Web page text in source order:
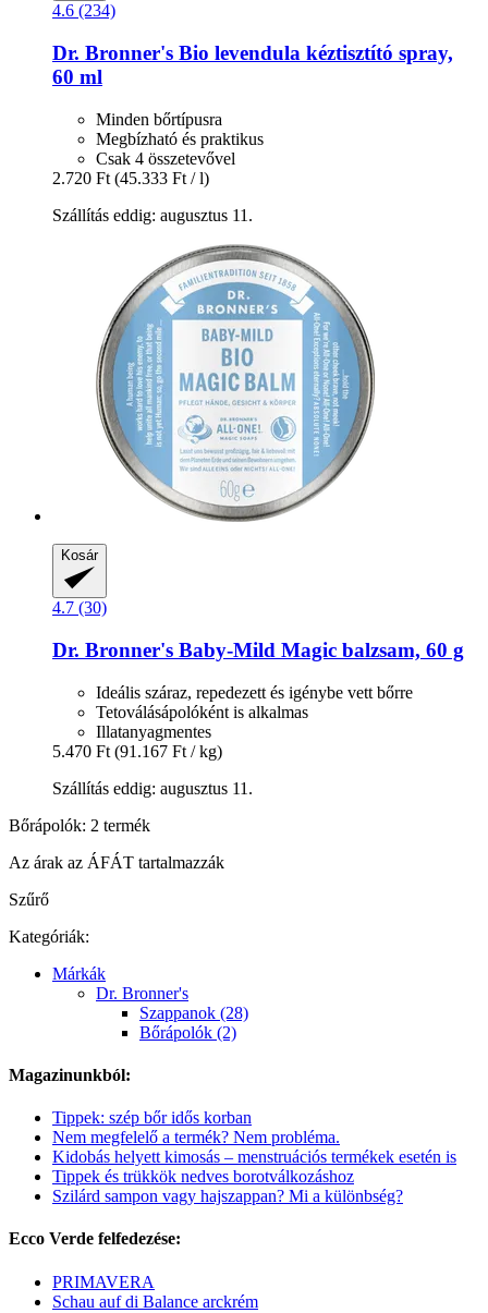
4.6 (234)
Dr. Bronner's Bio levendula kéztisztító spray,
60 ml
Minden bőrtípusra
Megbízható és praktikus
Csak 4 összetevővel
2.720 Ft (45.333 Ft / l)
Szállítás eddig: augusztus 11.
Kosár
4.7 (30)
Dr. Bronner's Baby-​Mild Magic balzsam, 60 g
Ideális száraz, repedezett és igénybe vett bőrre
Tetoválásápolóként is alkalmas
Illatanyagmentes
5.470 Ft (91.167 Ft / kg)
Szállítás eddig: augusztus 11.
Bőrápolók: 2 termék
Az árak az ÁFÁT tartalmazzák
Szűrő
Kategóriák:
Márkák
Dr. Bronner's
Szappanok (28)
Bőrápolók (2)
Magazinunkból:
Tippek: szép bőr idős korban
Nem megfelelő a termék? Nem probléma.
Kidobás helyett kimosás – menstruációs termékek esetén is
Tippek és trükkök nedves borotválkozáshoz
Szilárd sampon vagy hajszappan? Mi a különbség?
Ecco Verde felfedezése:
PRIMAVERA
Schau auf di Balance arckrém